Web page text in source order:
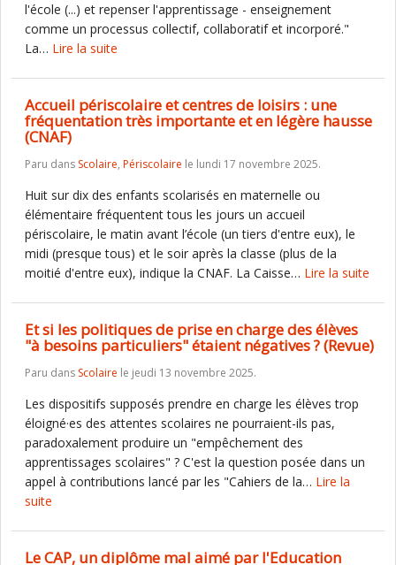
l'école (...) et repenser l'apprentissage - enseignement
comme un processus collectif, collaboratif et incorporé."
La… Lire la suite
Accueil périscolaire et centres de loisirs : une
fréquentation très importante et en légère hausse
(CNAF)
Paru dans Scolaire, Périscolaire le lundi 17 novembre 2025.
Huit sur dix des enfants scolarisés en maternelle ou
élémentaire fréquentent tous les jours un accueil
périscolaire, le matin avant l’école (un tiers d'entre eux), le
midi (presque tous) et le soir après la classe (plus de la
moitié d'entre eux), indique la CNAF. La Caisse… Lire la suite
Et si les politiques de prise en charge des élèves
"à besoins particuliers" étaient négatives ? (Revue)
Paru dans Scolaire le jeudi 13 novembre 2025.
Les dispositifs supposés prendre en charge les élèves trop
éloigné·es des attentes scolaires ne pourraient-ils pas,
paradoxalement produire un "empêchement des
apprentissages scolaires" ? C'est la question posée dans un
appel à contributions lancé par les "Cahiers de la… Lire la
suite
Le CAP, un diplôme mal aimé par l'Education